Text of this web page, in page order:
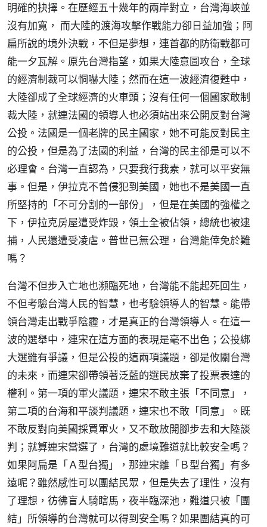
明確的抉擇。在歷經五十幾年的兩岸對立，台灣海峽並
沒有加寬， 而大陸的渡海攻擊作戰能力卻日益加強；阿
扁所說的境外決戰，不但是夢想，連首都的防衛戰都可
能一夕瓦解。原先台灣指望，如果大陸意圖攻台，全球
的經濟制裁可以恫嚇大陸；然而在這一波經濟復甦中，
大陸卻成了全球經濟的火車頭；沒有任何一個國家敢制
裁大陸，就連法國的領導人也必須站出來公開反對台灣
公投。法國是一個老牌的民主國家，她不可能反對民主
的公投，但是為了法國的利益，台灣的民主卻是可以不
必理會。台灣一直認為，只要我行我素，就可以平安無
事。但是，伊拉克不曾侵犯到美國，她也不是美國一直
所堅持的「不可分割的一部份」，但是在美國的強權之
下，伊拉克房屋遭受炸毀，領土全被佔領，總統也被逮
捕，人民還遭受凌虐。普世已無公理，台灣能倖免於難
嗎？
台灣不但步入亡地也瀕臨死地，台灣能不能起死回生，
不但考驗台灣人民的智慧，也考驗領導人的智慧。能帶
領台灣走出戰爭陰霾，才是真正的台灣領導人。在這一
波的選舉中，連宋在這方面的表現是毫不出色；公投綁
大選雖有爭議，但是公投的這兩項議題，卻是攸關台灣
的未來，而連宋卻帶領著泛藍的選民放棄了投票表達的
權利。第一項的軍火議題，連宋不敢主張「不同意」，
第二項的台海和平談判議題，連宋也不敢「同意」。既
不敢反對向美國採買軍火，又不敢放開腳步去和大陸談
判；就算連宋當選了，台灣的處境難道就比較安全嗎？
如果阿扁是「Ａ型台獨」，那連宋離「Ｂ型台獨」有多
遠呢？雖然感性可以團結民眾，但是失去了理性，沒有
了理想，彷彿盲人騎瞎馬，夜半臨深池，難道只被「團
結」所領導的台灣就可以得到安全嗎？如果團結真的可